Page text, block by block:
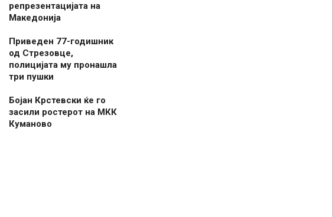
репрезентацијата на
Македонија
Приведен 77-годишник
од Стрезовце,
полицијата му пронашла
три пушки
Бојан Крстевски ќе го
засили ростерот на МКК
Куманово